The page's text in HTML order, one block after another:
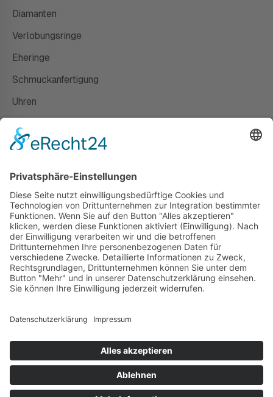
Diamanten
Verlobungsringe
Eheringe
Schmuckanfertigung
Uhren
Susanne Steiger
Geschäfte
Newsletter
Kontakt
© 2026 JUWELIER STEIGER
VERTRAG WIDERRUFEN
PERFORMANCE BY ·GREITMANN